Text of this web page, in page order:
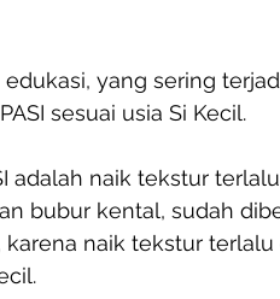
yang sering
sesuai usia Si Kecil.
adalah naik tekstur
bubur kental, sudah
naik tekstur